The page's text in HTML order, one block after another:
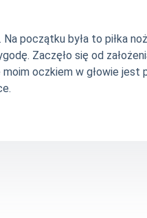
początku była to piłka
Zaczęło się od
oczkiem w głowie